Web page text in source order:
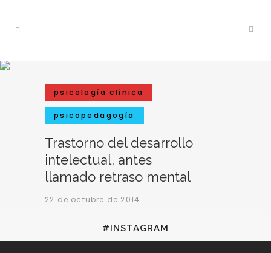
psicología clínica
psicopedagogía
Trastorno del desarrollo
intelectual, antes
llamado retraso mental
22 de octubre de 2014
#INSTAGRAM